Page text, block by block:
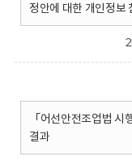
정안에 대한 개인정보
「어선안전조업법
결과